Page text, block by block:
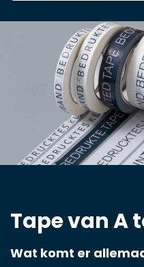
Tape van A
Wat komt er